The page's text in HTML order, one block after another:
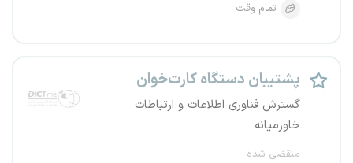
تمام وقت
پشتیبان دستگاه کارت‌خوان
گسترش فناوری اطلاعات و ارتباطات
خاورمیانه
منقضی شده